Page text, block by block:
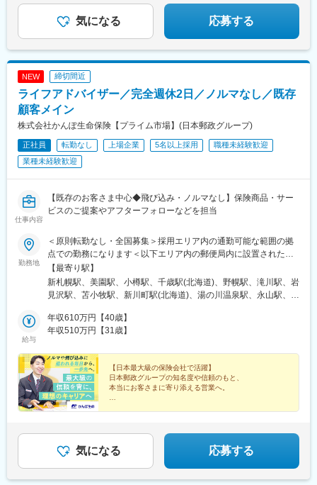
駅、屏風浦駅、金沢文庫駅、新羽駅、戸塚駅、上永谷駅、鶴ケ峰
駅、瀬谷駅、立場駅、青葉台駅、センター南駅、鹿島田駅、武蔵
鶴見駅、長津田駅、川崎駅、向ケ丘遊園駅、元住吉駅、橋本駅(神
奈川県)、本八幡駅(総武線)、新浦安駅、新柏駅、木更津駅、南船
橋駅、浦安駅(千葉県)、国府台駅、京成八幡駅、谷津駅、幸谷駅、
蘇我駅、新千葉駅、京成西船駅、柏駅、実籾駅、スポーツセンタ
ー駅、誉田駅、検見川浜駅、浦和駅、大宮駅(埼玉県)、熊谷駅、所
駅、朝潮橋駅、津守駅、大阪上本町駅、芦原橋駅、福駅、だいど
う豊里駅、今里駅(地下鉄)、桃谷駅、千林大宮駅、鴫野駅、東天下
駅、堺駅、深井駅、石津川駅、栂・美木多駅、新金岡駅、北野田
駅、石橋阪大前駅、大阪城北詰駅、なんば駅(地下鉄)、西大橋駅、
駅、枚方公園駅、高槻駅、りんくうタウン駅、八尾南駅、千里中
央駅(北大阪急行)、古川橋駅、伏見桃山駅、馬堀駅、淀駅、松井山
手駅、常盤駅(京都府)、西京極駅、醍醐駅(京都府)、六地蔵駅(京都
市営)、洛西口駅、二条駅、五条駅(京都市営)、上鳥羽口駅、貴船
口駅、桃山駅、大池駅、中埠頭駅、星の駅、岡本駅(兵庫県)、滝の
茶屋駅、湊川公園駅、山陽天満駅、旧居留地・大丸前駅、三木駅
(神戸電鉄線)、本竜野駅、仁川駅、学園都市駅、春日野道駅(阪神
線)、西代駅、箕谷駅、夢前川駅、中山寺駅、大久保駅(兵庫県)、
学研奈良登美ケ丘駅、近江八幡駅、草津駅(滋賀県)、石山駅、近江
駅、新居浜駅、井口駅(広島県)、ししぶ駅、遠賀野駅、花畑駅、宇
美駅、行橋駅、赤間駅、西鉄柳川駅、筑前前原駅、蒲池駅(福岡
県)、飯塚駅、大保駅、笹原駅、瀬高駅、春日原駅、羽犬塚駅、上
伊田駅、筑豊中間駅、大牟田駅、甘木駅(西鉄線)、中津駅(大分
県)、南大分駅、佐世保駅、諫早駅、幸駅、光の森駅、八代駅、鳥
駅(鹿児島県)、香椎駅、今宿駅、次郎丸駅、茶山駅(福岡県)、赤嶺
駅、てだこ浦西駅、首里駅、中村公園駅、上飯田駅、浄心駅、覚
王山駅、高蔵寺駅、新静岡駅、柳川駅、日赤病院前駅、陸前高砂
駅、美栄橋駅、高崎駅、八王子駅、調布駅、西国分寺駅、狭山市
気になる 応募する
NEW 締切間近
ライフアドバイザー／完全週休2日／ノルマなし／既存
顧客メイン
株式会社かんぽ生命保険【プライム市場】(日本郵政グループ)
正社員 転勤なし 上場企業 5名以上採用
職種未経験歓迎
業種未経験歓迎
仕事内容
【既存のお客さま中心◆飛び込み・ノルマなし】保険商品・サー
ビスのご提案やアフターフォローなどを担当
勤務地
＜原則転勤なし・全国募集＞採用エリア内の通勤可能な範囲の拠
点での勤務になります＜以下エリア内の郵便局内に設置されたか
んぽサービス部＞■北海道エリア：北海道■東北エリア：青森県、
岩手県、宮城県、秋田県、山形県、福島県■関東エリア：茨城県、
栃木県、群馬県、埼玉県、千葉県■東京エリア：東京都■南関東エ
ア：富山県、石川県、福井県■東海エリア：岐阜県、静岡県、愛知
県、三重県■近畿エリア：滋賀県、京都府、大阪府、兵庫県、奈良
根県■四国エリア：徳島県、香川県、愛媛県、高知県■九州エリ
ア：福岡県、佐賀県、長崎県、大分県、宮崎県、鹿児島県、熊本
県■沖縄エリア：沖縄県※初期配属の都道府県を希望可！U・Iター
ン歓迎※基本的にスクーターまたはバイク、一部エリアは車で営業
※配属先のかんぽサービス部は応募者の希望も踏まえて決定※入社
の家庭事情があり、参加が難しい場合はリモートプログラムとな
ります
【最寄り駅】
新札幌駅、美園駅、小樽駅、千歳駅(北海道)、野幌駅、滝川駅、岩
見沢駅、苫小牧駅、新川町駅(北海道)、湯の川温泉駅、永山駅、旭
駅、津軽五所川原駅、八戸駅、三沢駅(青森県)、新青森駅、上盛岡
駅、二戸駅、一ノ関駅、宮古駅、北上駅、水沢駅、久慈駅、紫波
駅(宮城県)、くりこま高原駅、新田駅(宮城県)、泉外旭川駅、能代
駅、東大館駅、羽後本荘駅、湯沢駅、横手駅、大曲駅(秋田県)、山
形駅、米沢駅、鶴岡駅、酒田駅、村山駅(山形県)、新庄駅、寒河江
駅、長井駅、白河駅、いわき駅、七日町駅、喜多方駅、二本松
駅、磐城石川駅、須賀川駅、原ノ町駅、福島学院前駅、郡山富田
間駅、新鉾田駅、鹿島神宮駅、磯原駅、勝田駅、新栃木駅、佐野
駅、西那須野駅、足利駅、新鹿沼駅、上今市駅、小山駅、真岡
給与
年収610万円【40歳】
年収510万円【31歳】
【日本最大級の保険会社で活躍】
日本郵政グループの知名度や信頼のもと、
本当にお客さまに寄り添える営業へ。
■昨年度賞与実績4.3カ月分
気になる 応募する